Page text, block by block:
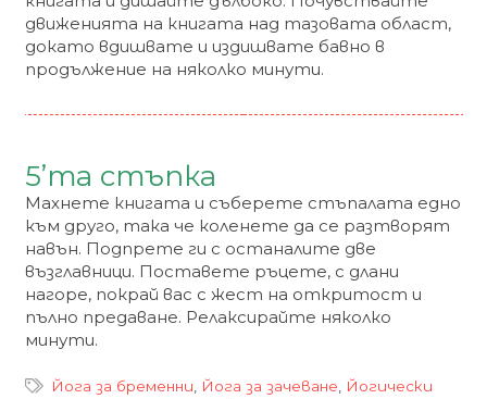
движенията на книгата над тазовата област,
докато вдишвате и издишвате бавно в
продължение на няколко минути.
5’та стъпка
Махнете книгата и съберете стъпалата едно
към друго, така че коленете да се разтворят
навън. Подпрете ги с останалите две
възглавници. Поставете ръцете, с длани
нагоре, покрай вас с жест на откритост и
пълно предаване. Релаксирайте няколко
минути.
Йога за бременни Йога за зачеване
Йогически